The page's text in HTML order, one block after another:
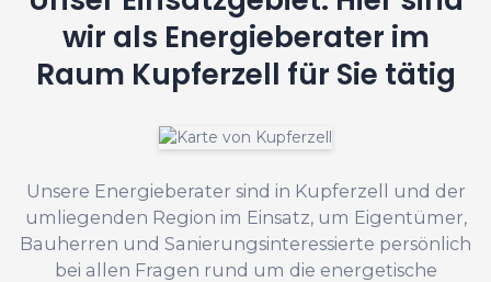
wir als Energieberater im
Raum Kupferzell für Sie tätig
Unsere Energieberater sind in Kupferzell und der
umliegenden Region im Einsatz, um Eigentümer,
Bauherren und Sanierungsinteressierte persönlich
bei allen Fragen rund um die energetische